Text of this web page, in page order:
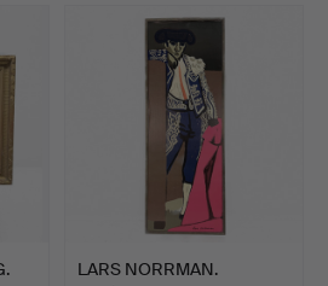
LARS NORRMAN.